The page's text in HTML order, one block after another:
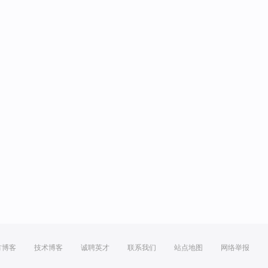
博客 技术博客 诚聘英才 联系我们 站点地图 网络举报